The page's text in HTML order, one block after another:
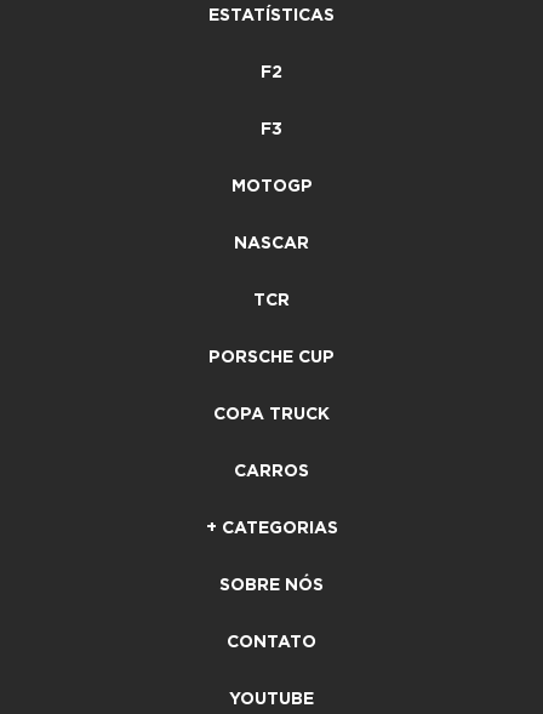
ESTATÍSTICAS
F2
F3
MOTOGP
NASCAR
TCR
PORSCHE CUP
COPA TRUCK
CARROS
+ CATEGORIAS
SOBRE NÓS
CONTATO
YOUTUBE